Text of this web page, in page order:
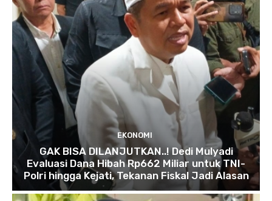
EKONOMI
GAK BISA DILANJUTKAN..! Dedi Mulyadi
Evaluasi Dana Hibah Rp662 Miliar untuk TNI-
Polri hingga Kejati, Tekanan Fiskal Jadi Alasan